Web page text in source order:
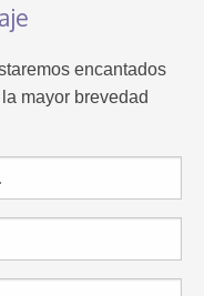
encantados
mayor brevedad